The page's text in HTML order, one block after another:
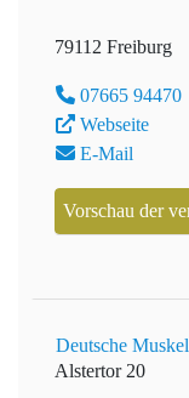
79112 Freiburg
07665 94470
Webseite
E-Mail
Vorschau der
Deutsche
Alstertor 20